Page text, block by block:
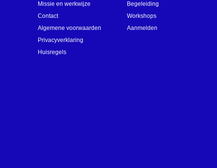
Missie en werkwijze
Contact
Algemene voorwaarden
Privacyverklaring
Huisregels
Begeleiding
Workshops
Aanmelden